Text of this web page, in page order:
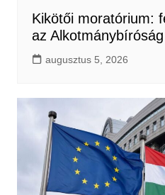
Kikötői moratórium:
az
augusztus 5, 2026